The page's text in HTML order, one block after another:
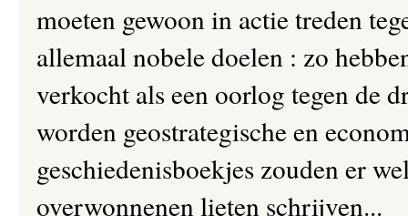
moeten gewoon in actie treden
allemaal nobele doelen : zo
verkocht als een oorlog tegen de
worden geostrategische en
geschiedenisboekjes zouden er
overwonnenen lieten schrijven...